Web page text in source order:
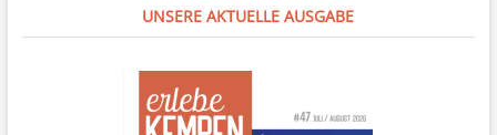
UNSERE AKTUELLE AUSGABE